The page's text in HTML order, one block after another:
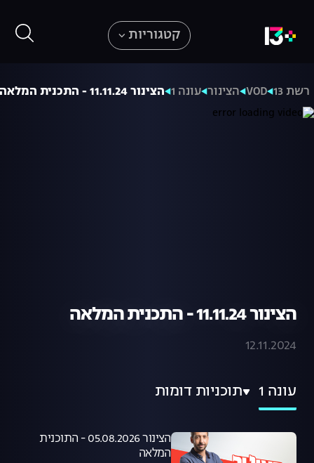
קטגוריות
רשת 13 VOD הצינור עונה 1 הצינור 11.11.24 - התכנית המלאה
הצינור 11.11.24 - התכנית המלאה
12.11.2024
עונה 1 תוכניות דומות
הצינור 05.08.2026 - התוכנית
המלאה